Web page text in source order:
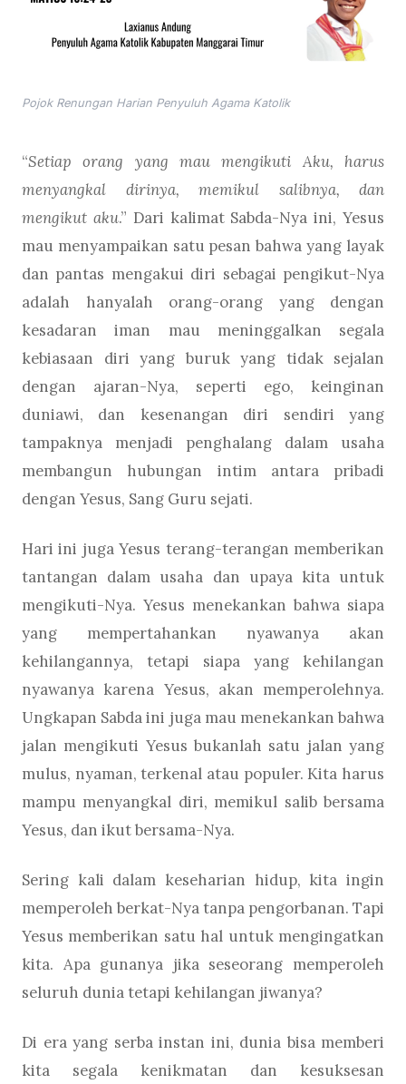
Pojok Renungan Harian Penyuluh Agama Katolik
“Setiap orang yang mau mengikuti Aku, harus
menyangkal dirinya, memikul salibnya, dan
mengikut aku.” Dari kalimat Sabda-Nya ini, Yesus
mau menyampaikan satu pesan bahwa yang layak
dan pantas mengakui diri sebagai pengikut-Nya
adalah hanyalah orang-orang yang dengan
kesadaran iman mau meninggalkan segala
kebiasaan diri yang buruk yang tidak sejalan
dengan ajaran-Nya, seperti ego, keinginan
duniawi, dan kesenangan diri sendiri yang
tampaknya menjadi penghalang dalam usaha
membangun hubungan intim antara pribadi
dengan Yesus, Sang Guru sejati.
Hari ini juga Yesus terang-terangan memberikan
tantangan dalam usaha dan upaya kita untuk
mengikuti-Nya. Yesus menekankan bahwa siapa
yang mempertahankan nyawanya akan
kehilangannya, tetapi siapa yang kehilangan
nyawanya karena Yesus, akan memperolehnya.
Ungkapan Sabda ini juga mau menekankan bahwa
jalan mengikuti Yesus bukanlah satu jalan yang
mulus, nyaman, terkenal atau populer. Kita harus
mampu menyangkal diri, memikul salib bersama
Yesus, dan ikut bersama-Nya.
Sering kali dalam keseharian hidup, kita ingin
memperoleh berkat-Nya tanpa pengorbanan. Tapi
Yesus memberikan satu hal untuk mengingatkan
kita. Apa gunanya jika seseorang memperoleh
seluruh dunia tetapi kehilangan jiwanya?
Di era yang serba instan ini, dunia bisa memberi
kita segala kenikmatan dan kesuksesan